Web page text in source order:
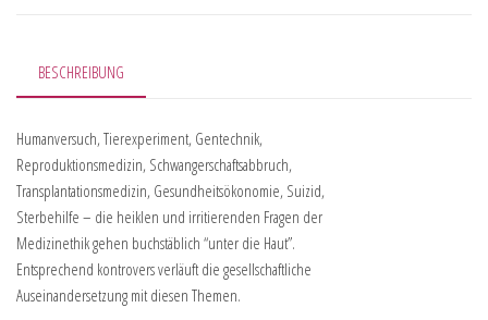
BESCHREIBUNG
Humanversuch, Tierexperiment, Gentechnik,
Reproduktionsmedizin, Schwangerschaftsabbruch,
Transplantationsmedizin, Gesundheitsökonomie, Suizid,
Sterbehilfe – die heiklen und irritierenden Fragen der
Medizinethik gehen buchstäblich “unter die Haut”.
Entsprechend kontrovers verläuft die gesellschaftliche
Auseinandersetzung mit diesen Themen.